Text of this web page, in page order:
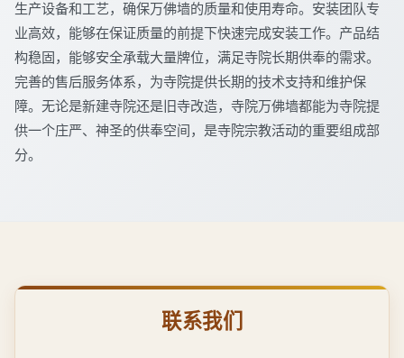
生产设备和工艺，确保万佛墙的质量和使用寿命。安装团队专
业高效，能够在保证质量的前提下快速完成安装工作。产品结
构稳固，能够安全承载大量牌位，满足寺院长期供奉的需求。
完善的售后服务体系，为寺院提供长期的技术支持和维护保
障。无论是新建寺院还是旧寺改造，寺院万佛墙都能为寺院提
供一个庄严、神圣的供奉空间，是寺院宗教活动的重要组成部
分。
联系我们